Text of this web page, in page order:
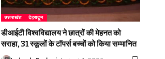
उत्तराखंड देहरादून
डीआईटी विश्वविद्यालय ने छात्रों की मेहनत को
सराहा, 31 स्कूलों के टॉपर्स बच्चों को किया सम्मानित